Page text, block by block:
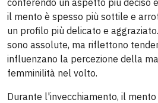
conferendo un aspetto più deciso
il mento è spesso più sottile e
un profilo più delicato e
sono assolute, ma riflettono
influenzano la percezione della
femminilità nel volto.
Durante l'invecchiamento, il